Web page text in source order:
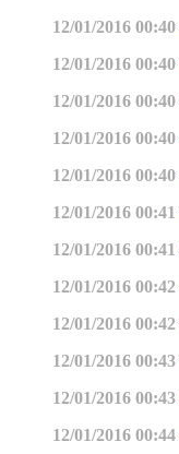
12/01/2016 00:40
12/01/2016 00:40
12/01/2016 00:40
12/01/2016 00:40
12/01/2016 00:40
12/01/2016 00:41
12/01/2016 00:41
12/01/2016 00:42
12/01/2016 00:42
12/01/2016 00:43
12/01/2016 00:43
12/01/2016 00:44